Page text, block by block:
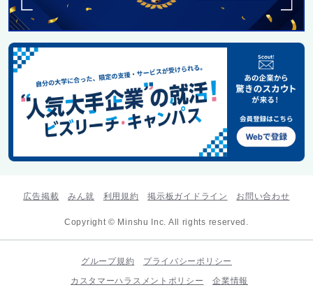
広告掲載 みん就 利用規約 掲示板ガイドライン お問い合わせ
Copyright © Minshu Inc. All rights reserved.
グループ規約
プライバシーポリシー
カスタマーハラスメントポリシー
企業情報